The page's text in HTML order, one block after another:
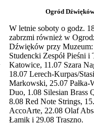
Ogród Dźwięków
W letnie soboty o godz.
zabrzmi również w
Dźwięków przy
Studencki Zespół Pieśni i
Katowice, 11.07 Szara
18.07 Lerech-Kurpas/
Markowski, 25.07 Pałka-
Duo, 1.08 Silesian Brass
8.08 Red Note Strings,
AccoArte, 22.08 Olaf
Łamik i 29.08 Traszno.